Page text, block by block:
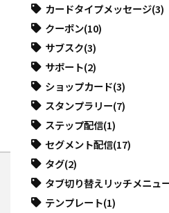
カードタイプメッセージ(3)
クーポン(10)
サブスク(3)
サポート(2)
ショップカード(3)
スタンプラリー(7)
ステップ配信(1)
セグメント配信(17)
タグ(2)
タブ切り替えリッチメニュ
テンプレート(1)